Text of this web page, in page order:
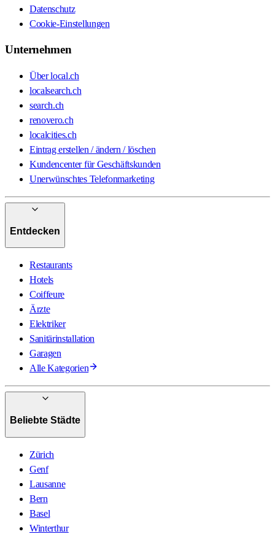
Datenschutz
Cookie-Einstellungen
Unternehmen
Über local.ch
localsearch.ch
search.ch
renovero.ch
localcities.ch
Eintrag erstellen / ändern / löschen
Kundencenter für Geschäftskunden
Unerwünschtes Telefonmarketing
Entdecken
Restaurants
Hotels
Coiffeure
Ärzte
Elektriker
Sanitärinstallation
Garagen
Alle Kategorien
Beliebte Städte
Zürich
Genf
Lausanne
Bern
Basel
Winterthur